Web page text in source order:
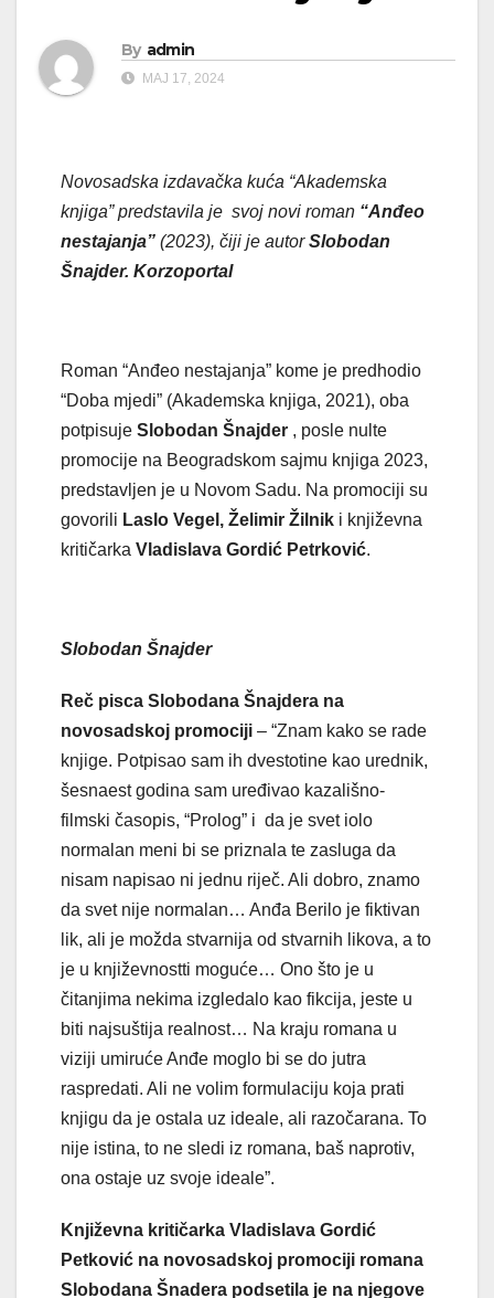
By admin
МАЈ 17, 2024
Novosadska izdavačka kuća “Akademska
knjiga” predstavila je svoj novi roman “Anđeo
nestajanja” (2023), čiji je autorSlobodan
Šnajder. Korzoportal
Roman “Anđeo nestajanja” kome je predhodio
“Doba mjedi” (Akademska knjiga, 2021), oba
potpisuje Slobodan Šnajder , posle nulte
promocije na Beogradskom sajmu knjiga 2023,
predstavljen je u Novom Sadu. Na promociji su
govorili Laslo Vegel, Želimir Žilnik i književna
kritičarka Vladislava Gordić Petrković.
Slobodan Šnajder
Reč pisca Slobodana Šnajdera na
novosadskoj promociji – “Znam kako se rade
knjige. Potpisao sam ih dvestotine kao urednik,
šesnaest godina sam uređivao kazališno-
filmski časopis, “Prolog” i da je svet iolo
normalan meni bi se priznala te zasluga da
nisam napisao ni jednu riječ. Ali dobro, znamo
da svet nije normalan… Anđa Berilo je fiktivan
lik, ali je možda stvarnija od stvarnih likova, a to
je u književnostti moguće… Ono što je u
čitanjima nekima izgledalo kao fikcija, jeste u
biti najsuštija realnost… Na kraju romana u
viziji umiruće Anđe moglo bi se do jutra
raspredati. Ali ne volim formulaciju koja prati
knjigu da je ostala uz ideale, ali razočarana. To
nije istina, to ne sledi iz romana, baš naprotiv,
ona ostaje uz svoje ideale”.
Književna kritičarka Vladislava Gordić
Petković na novosadskoj promociji romana
Slobodana Šnadera podsetila je na njegove